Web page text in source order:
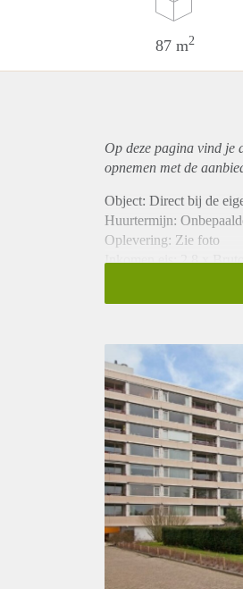
87 m2
Op deze pagina vind je
opnemen met de
Object: Direct bij de
Huurtermijn:
Oplevering: Zie foto
Inkomen eis: 2,8 x
Borg: 1 Maand
Huisdieren toegestaan:
Huurtoeslag grens: Nee
Geschikt voor